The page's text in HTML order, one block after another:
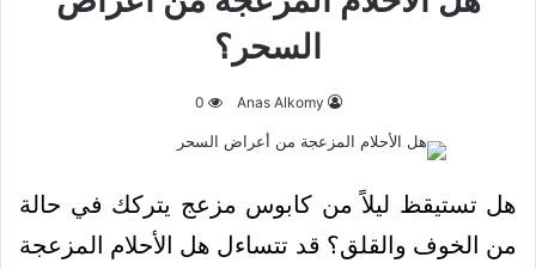
السحر؟
Anas Alkomy
0
هل تستيقظ ليلاً من كابوس مزعج يتركك في حالة
من الخوف والقلق؟ قد تتساءل هل الأحلام المزعجة